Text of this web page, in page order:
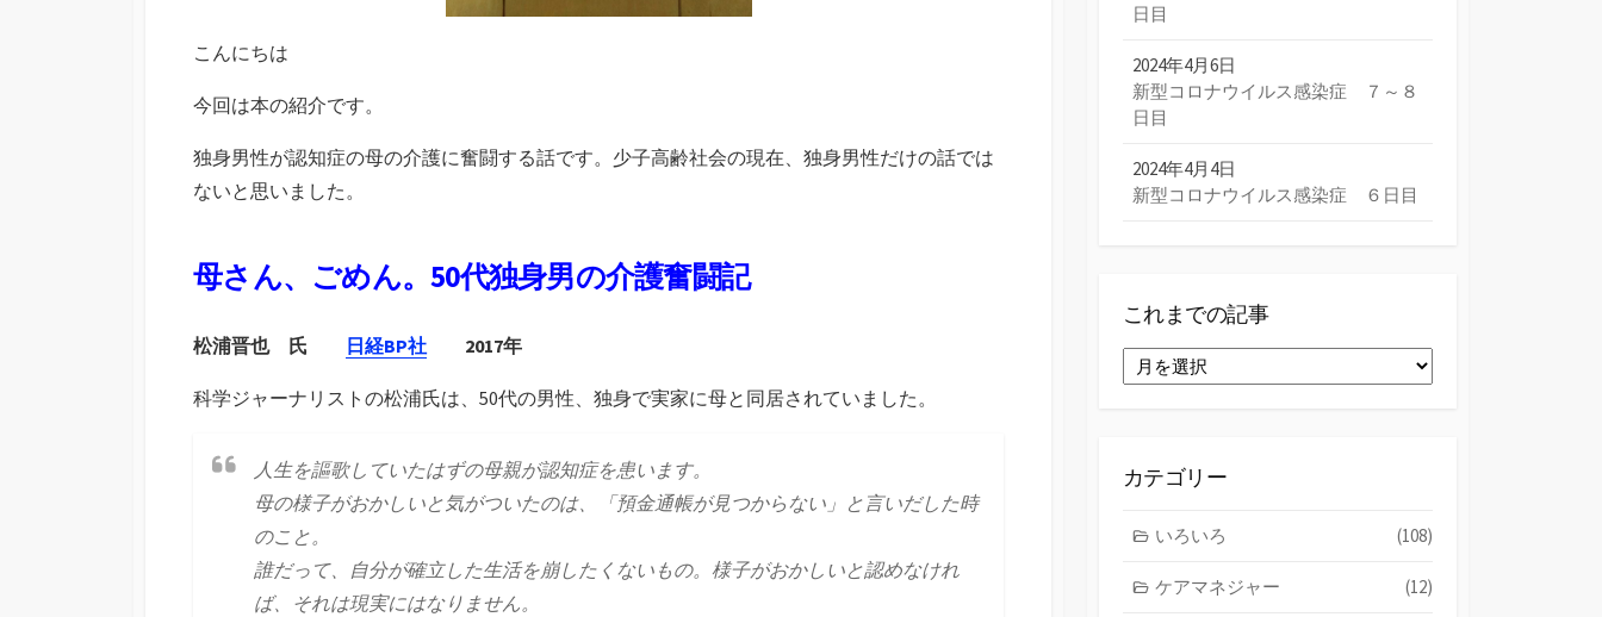
こんにちは
今回は本の紹介です。
独身男性が認知症の母の介護に奮闘する話です。少子高齢社会の現在、独身男性だけの話では
ないと思いました。
母さん、ごめん。50代独身男の介護奮闘記
松浦晋也 氏 日経BP社 2017年
科学ジャーナリストの松浦氏は、50代の男性、独身で実家に母と同居されていました。
人生を謳歌していたはずの母親が認知症を患います。
母の様子がおかしいと気がついたのは、「預金通帳が見つからない」と言いだした時
のこと。
誰だって、自分が確立した生活を崩したくないもの。様子がおかしいと認めなけれ
ば、それは現実にはなりません。
日目
2024年4月6日
新型コロナウイルス感染症 ７～８
日目
2024年4月4日
新型コロナウイルス感染症 ６日目
これまでの記事
れ
記
カテゴリー
いろいろ (108)
ケアマネジャー (12)